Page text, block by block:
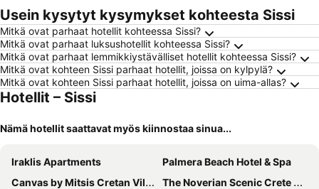
Usein kysytyt kysymykset kohteesta Sissi
Mitkä ovat parhaat hotellit kohteessa Sissi?
Mitkä ovat parhaat luksushotellit kohteessa Sissi?
Mitkä ovat parhaat lemmikkiystävälliset hotellit kohteessa Sissi?
Mitkä ovat kohteen Sissi parhaat hotellit, joissa on kylpylä?
Mitkä ovat kohteen Sissi parhaat hotellit, joissa on uima-allas?
Hotellit – Sissi
Nämä hotellit saattavat myös kiinnostaa sinua...
Iraklis Apartments
Palmera Beach Hotel & Spa
Canvas by Mitsis Cretan Village
The Noverian Scenic Crete 5 Star Hilltop Villa Resort & Spa